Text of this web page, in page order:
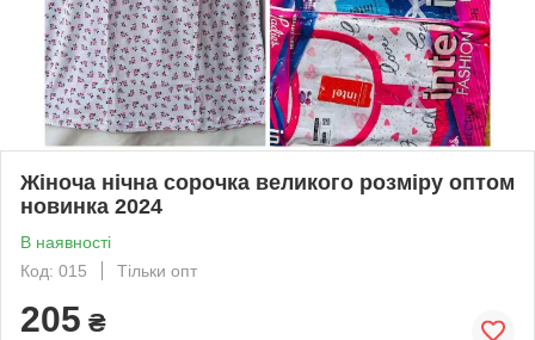
Жіноча нічна сорочка великого розміру оптом
новинка 2024
В наявності
Код: 015
Тільки опт
205 ₴